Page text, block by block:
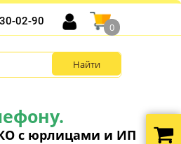
с юрлицами и ИП
02-90
0